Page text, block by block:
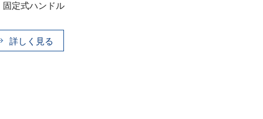
固定式ハンドル
詳しく見る